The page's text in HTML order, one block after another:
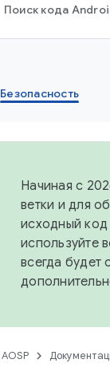
Поиск кода
Безопасность
Начиная с
ветки и для
исходный код
используйте
всегда будет
AOSP